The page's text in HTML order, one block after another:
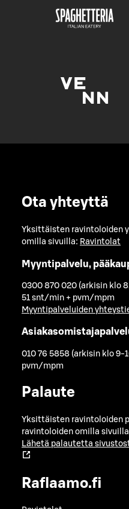
Ota yhteyttä
Yksittäisten ravintoloiden
omilla sivuilla: Ravintolat
Myyntipalvelu,
0300 870 020 (arkisin klo
51 snt/min + pvm/mpm
Myyntipalveluiden
010 76 5858 (arkisin klo 9-
pvm/mpm
Palaute
Yksittäisten ravintoloiden
ravintoloiden omilla
Lähetä palautetta
Raflaamo.fi